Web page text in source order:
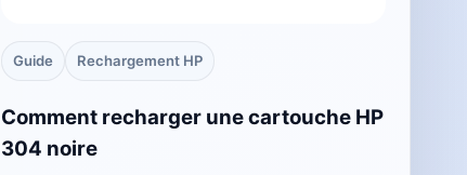
Guide Rechargement HP
Comment recharger une cartouche HP
304 noire